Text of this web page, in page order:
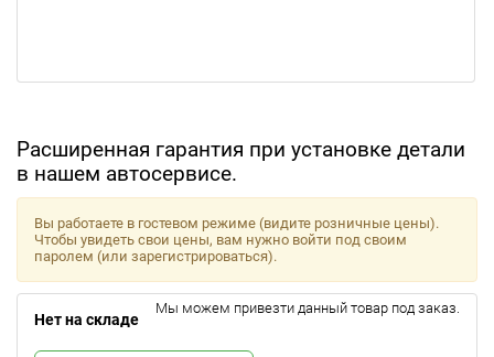
Расширенная гарантия при установке детали
в нашем автосервисе.
Вы работаете в гостевом режиме (видите розничные цены).
Чтобы увидеть свои цены, вам нужно войти под своим
паролем (или зарегистрироваться).
Нет на складе
Мы можем привезти данный товар под заказ.